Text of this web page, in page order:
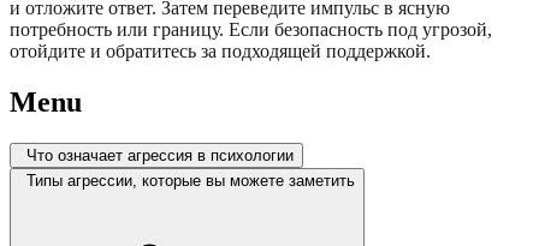
и отложите ответ. Затем переведите импульс в ясную
потребность или границу. Если безопасность под угрозой,
отойдите и обратитесь за подходящей поддержкой.
Menu
Что означает агрессия в психологии
Типы агрессии, которые вы можете заметить